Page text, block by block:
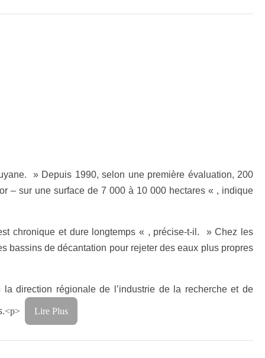
» Depuis 1990, selon une première évaluation, 200
– sur une surface de 7 000 à 10 000 hectares « , indique
chronique et dure longtemps « , précise-t-il. » Chez les
bassins de décantation pour rejeter des eaux plus propres
direction régionale de l’industrie de la recherche et de
<p> Lire Plus